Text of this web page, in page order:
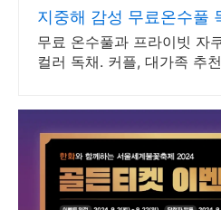
지중해 감성 무료온수풀
리 문화공간
무료 온수풀과 프라이빗 자
컬러 독채. 커플, 대가족 추